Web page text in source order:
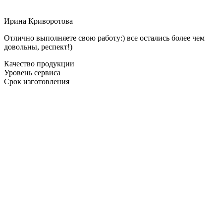
Ирина Криворотова
Отлично выполняете свою работу:) все остались более чем
довольны, респект!)
Качество продукции
Уровень сервиса
Срок изготовления